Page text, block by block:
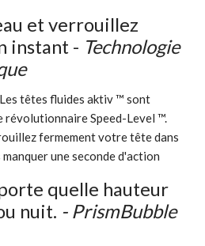
et verrouillez
instant - Technologie
têtes fluides aktiv ™ sont
révolutionnaire Speed-Level ™.
fermement votre tête dans
une seconde d'action
quelle hauteur
nuit. - PrismBubble